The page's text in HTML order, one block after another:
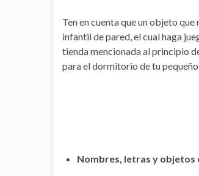
Ten en cuenta que un objeto
infantil de pared, el cual haga
tienda mencionada al principio
para el dormitorio de tu
Nombres, letras y objetos